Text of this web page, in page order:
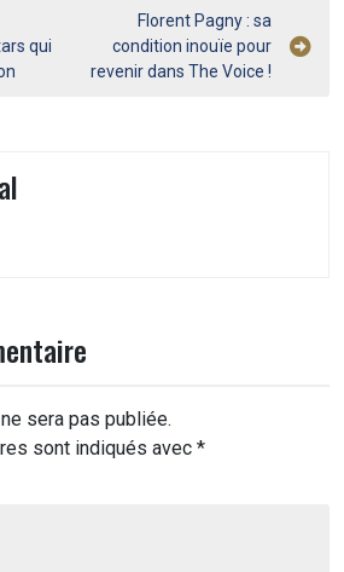
qui
Florent Pagny : sa
condition inouïe pour
revenir dans The Voice !
sera pas publiée.
sont indiqués avec *